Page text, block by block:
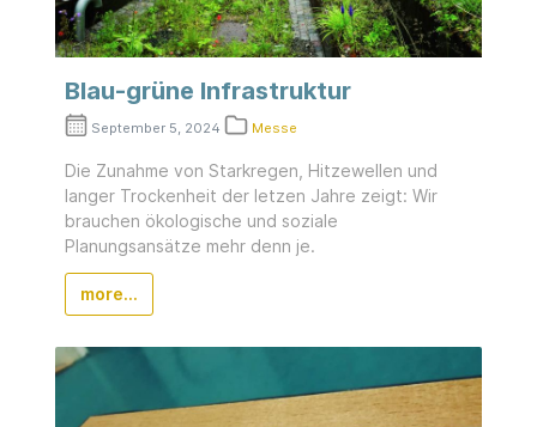
Blau-grüne Infrastruktur
September 5, 2024 Messe
Die Zunahme von Starkregen, Hitzewellen und
langer Trockenheit der letzen Jahre zeigt: Wir
brauchen ökologische und soziale
Planungsansätze mehr denn je.
more...